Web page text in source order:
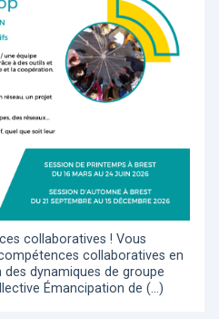
collaboratives ! Vous
collaboratives en
dynamiques de groupe
Émancipation de (…)